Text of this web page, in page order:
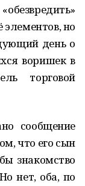
элементов, но
день о
воришек в
торговой
сообщение
что его сын
знакомство
нет, оба, по